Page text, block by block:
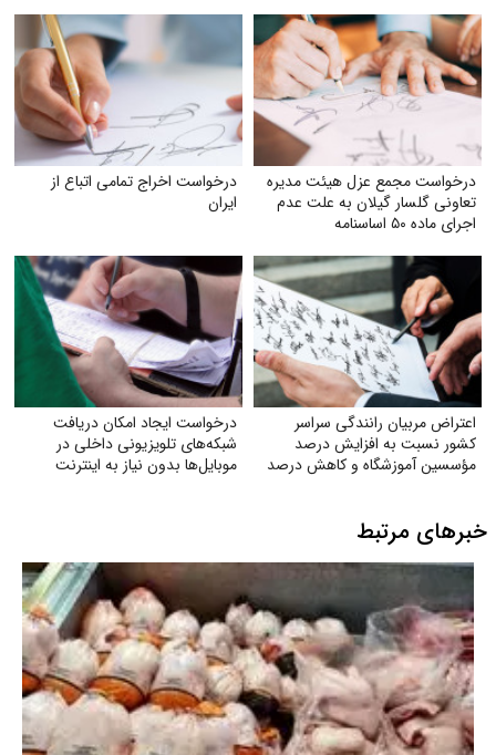
درخواست مجمع عزل هیئت مدیره
تعاونی گلسار گیلان به علت عدم
اجرای ماده ۵۰ اساسنامه
درخواست اخراج تمامی اتباع از
ایران
اعتراض مربیان رانندگی سراسر
کشور نسبت به افزایش درصد
مؤسسین آموزشگاه و کاهش درصد
درخواست ایجاد امکان دریافت
شبکه‌های تلویزیونی داخلی در
موبایل‌ها بدون نیاز به اینترنت
خبرهای مرتبط